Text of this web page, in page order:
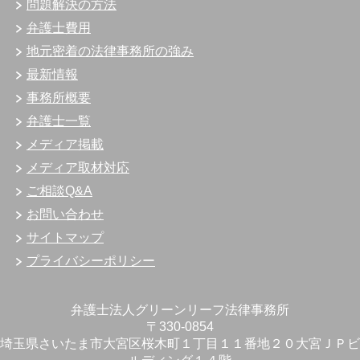
問題解決の方法
弁護士費用
地元密着の法律事務所の強み
最新情報
事務所概要
弁護士一覧
メディア掲載
メディア取材対応
ご相談Q&A
お問い合わせ
サイトマップ
プライバシーポリシー
弁護士法人グリーンリーフ法律事務所
〒330-0854
埼玉県さいたま市大宮区桜木町１丁目１１番地２０大宮ＪＰビ